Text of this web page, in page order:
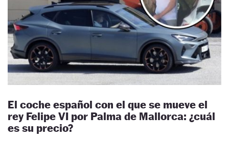
El coche español con el que se mueve el
rey Felipe VI por Palma de Mallorca: ¿cuál
es su precio?